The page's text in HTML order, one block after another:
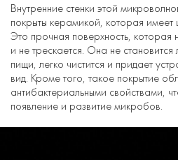
Внутренние стенки этой
покрыты керамикой, которая
Это прочная поверхность, которая
и не трескается. Она не
пищи, легко чистится и придает
вид. Кроме того, такое покрытие
антибактериальными свойствами,
появление и развитие микробов.